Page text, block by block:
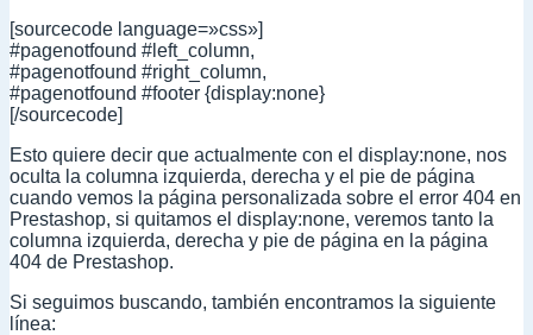
[sourcecode language=»css»]
#pagenotfound #left_column,
#pagenotfound #right_column,
#pagenotfound #footer {display:none}
[/sourcecode]
Esto quiere decir que actualmente con el display:none, nos
oculta la columna izquierda, derecha y el pie de página
cuando vemos la página personalizada sobre el error 404 en
Prestashop, si quitamos el display:none, veremos tanto la
columna izquierda, derecha y pie de página en la página
404 de Prestashop.
Si seguimos buscando, también encontramos la siguiente
línea: